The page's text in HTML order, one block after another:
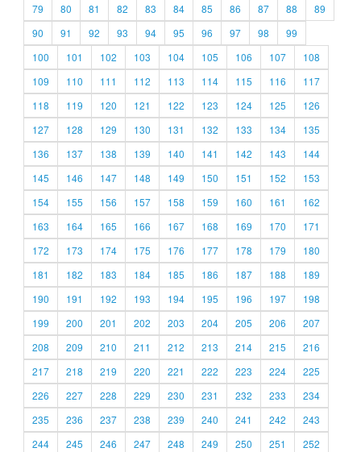
79
80 81 82 83 84 85 86 87 88
89
90
91 92 93 94 95 96 97 98
99
100
101 102 103 104 105 106 107
108
109
110 111 112 113 114 115 116
117
118
119 120 121 122 123 124 125
126
127
128 129 130 131 132 133 134
135
136
137 138 139 140 141 142 143
144
145
146 147 148 149 150 151 152
153
154
155 156 157 158 159 160 161
162
163
164 165 166 167 168 169 170
171
172
173 174 175 176 177 178 179
180
181
182 183 184 185 186 187 188
189
190
191 192 193 194 195 196 197
198
199
200 201 202 203 204 205 206
207
208
209 210 211 212 213 214 215
216
217
218 219 220 221 222 223 224
225
226
227 228 229 230 231 232 233
234
235
236 237 238 239 240 241 242
243
244
245 246 247 248 249 250 251 252